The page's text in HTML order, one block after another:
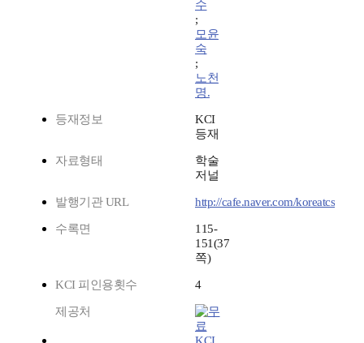
수
;
모윤
숙
;
노천
명.
등재정보
KCI
등재
자료형태
학술
저널
발행기관 URL http://cafe.naver.com/koreatcs
수록면
115-
151(37
쪽)
KCI 피인용횟수 4
제공처